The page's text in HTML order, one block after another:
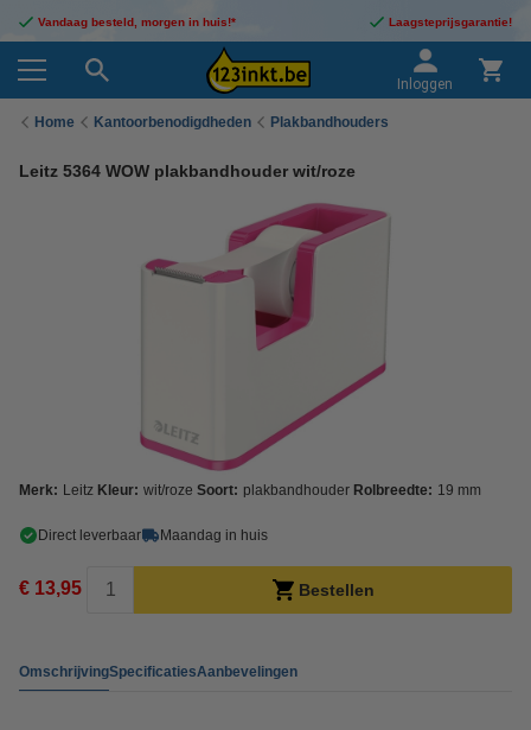
Vandaag besteld, morgen in huis!* Laagsteprijsgarantie!
Inloggen
Home Kantoorbenodigdheden Plakbandhouders
Leitz 5364 WOW plakbandhouder wit/roze
Merk: Leitz Kleur: wit/roze Soort: plakbandhouder Rolbreedte: 19 mm
Direct leverbaar Maandag in huis
€ 13,95 Bestellen
OmschrijvingSpecificatiesAanbevelingen